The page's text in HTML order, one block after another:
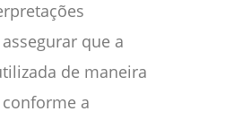
que a
de maneira
a